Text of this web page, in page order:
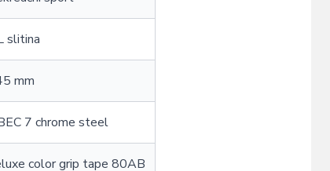
slitina
mm
7 chrome steel
color grip tape 80AB